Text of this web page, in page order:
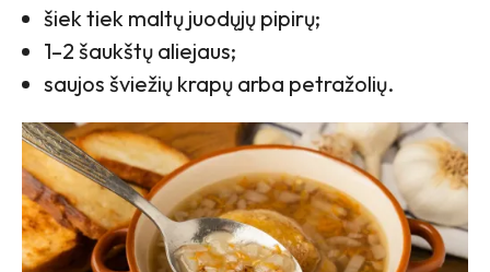
šiek tiek maltų juodųjų pipirų;
1–2 šaukštų aliejaus;
saujos šviežių krapų arba petražolių.